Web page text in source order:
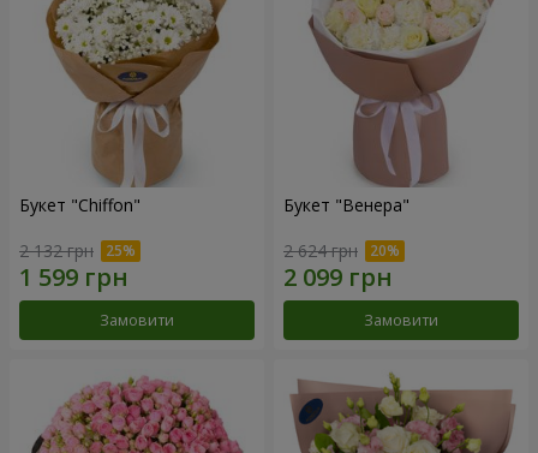
Букет "Chiffon"
2 132 грн
Замовити
Букет "Венера"
2 624 грн
Замовити